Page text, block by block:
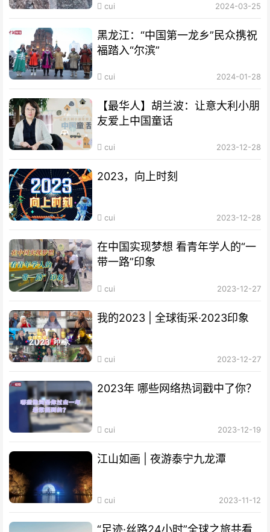
cui 2024-03-25
黑龙江：“中国第一龙乡”民众携祝
福踏入“尔滨”
cui 2024-01-28
【最华人】胡兰波：让意大利小朋
友爱上中国童话
cui 2023-12-28
2023，向上时刻
cui 2023-12-28
在中国实现梦想 看青年学人的“一
带一路”印象
cui 2023-12-27
我的2023 | 全球街采·2023印象
cui 2023-12-27
2023年 哪些网络热词戳中了你？
cui 2023-12-19
江山如画 | 夜游泰宁九龙潭
cui 2023-11-12
“足迹·丝路24小时”全球之旅共看